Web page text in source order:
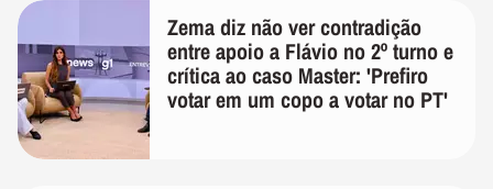
Zema diz não ver contradição
entre apoio a Flávio no 2º turno e
crítica ao caso Master: 'Prefiro
votar em um copo a votar no PT'